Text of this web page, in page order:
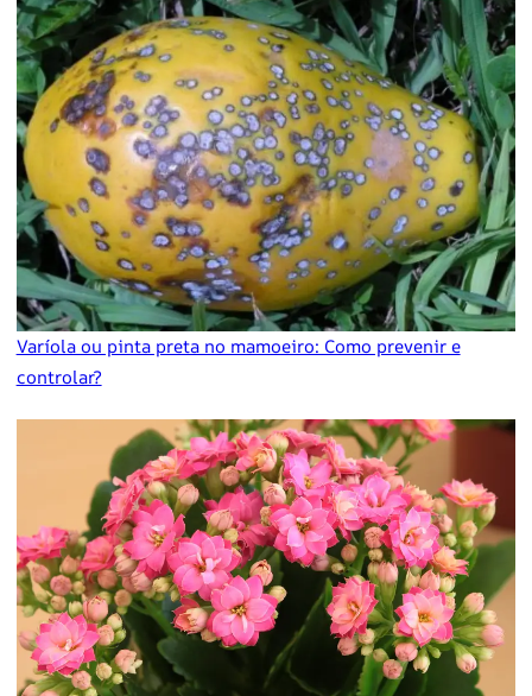
Varíola ou pinta preta no mamoeiro: Como prevenir e
controlar?